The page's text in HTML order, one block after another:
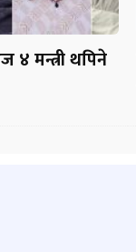
४ मन्त्री थपिने